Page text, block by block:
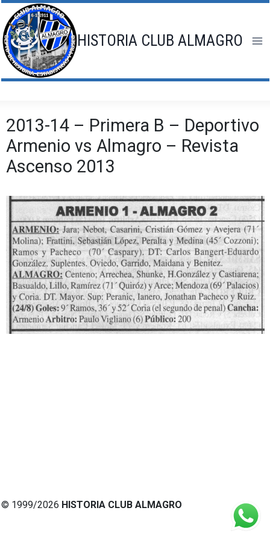
Saltar
al
contenido
HISTORIA CLUB ALMAGRO
2013-14 – Primera B – Deportivo
Armenio vs Almagro – Revista
Ascenso 2013
© 1999/2026 HISTORIA CLUB ALMAGRO